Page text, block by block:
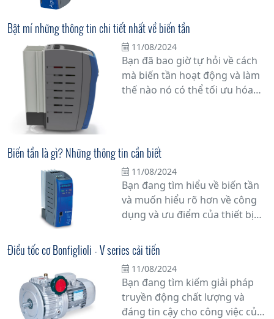
servo, được thiết kế để cung
cấp hiệu suất cao và linh hoạt
trong các ứng dụng công
nghiệp đa dạng. Với nhiều tính
năng tiên tiến và khả năng tùy
chỉnh linh hoạt, biến tần ANG
Bật mí những thông tin chi tiết nhất về biến tần
11/08/2024
Bạn đã bao giờ tự hỏi về cách
mà biến tần hoạt động và làm
thế nào nó có thể tối ưu hóa
cho bạn những thông tin chi
tiết nhất về biến tần, thiết bị
quan trọng giúp tăng cường
năng suất sản xuất và tiết kiệm
năng lượng.
Biến tần là gì? Những thông tin cần biết
11/08/2024
Bạn đang tìm hiểu về biến tần
và muốn hiểu rõ hơn về công
dụng và ưu điểm của thiết bị
tôi sẽ cung cấp cho bạn những
thông tin cần biết về biến tần
để bạn có cái nhìn tổng quan
và chi tiết nhất.
Điều tốc cơ Bonfiglioli - V series cải tiến
11/08/2024
Bạn đang tìm kiếm giải pháp
truyền động chất lượng và
đáng tin cậy cho công việc của